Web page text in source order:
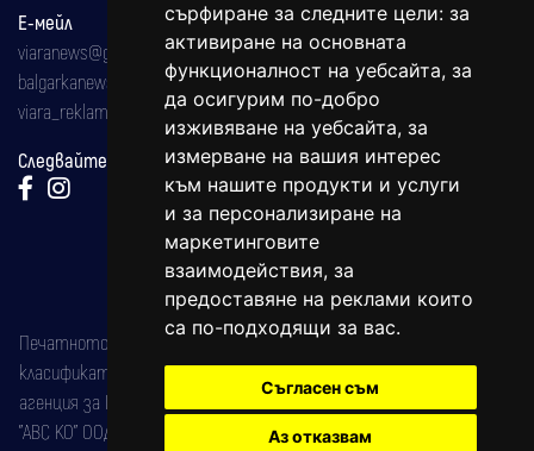
сърфиране за следните цели: за
активиране на основната
функционалност на уебсайта, за
да осигурим по-добро
изживяване на уебсайта, за
измерване на вашия интерес
към нашите продукти и услуги
и за персонализиране на
маркетинговите
взаимодействия, за
предоставяне на реклами които
са по-подходящи за вас.
Съгласен съм
Аз отказвам
Е-мейл
viaranews@gmail.com
balgarkanews@gmail.com
viara_reklama@mail.bg
Следвайте ни:
Печатното издание на вестника е регистрирано в националния
класификатор на печатните издания (Българска национална
агенция за ISSN) под номер: ISSN 1312-4722.
"АВС КО" ООД е притежател на марката: Вяра информационен